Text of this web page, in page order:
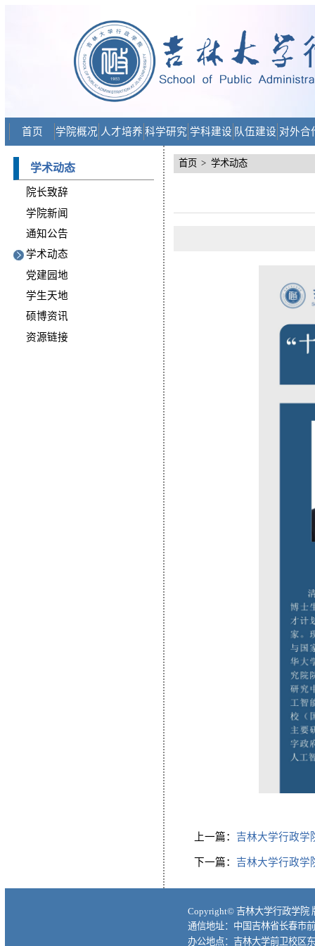
首页 学院概况 人才培养 科学研究 学科建设 队伍建设 对外合
学术动态
院长致辞
学院新闻
通知公告
学术动态
党建园地
学生天地
硕博资讯
资源链接
首页 > 学术动态
上一篇： 吉林大学行政学
下一篇： 吉林大学行政学
Copyright© 吉林大学行政学院
通信地址：中国吉林省长春市
办公地点：吉林大学前卫校区